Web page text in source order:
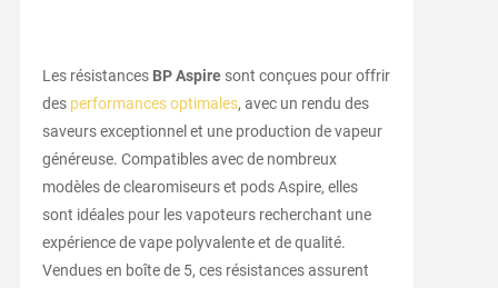
Les résistances BP Aspiresont conçues pour offrir
des performances optimales, avec un rendu des
saveurs exceptionnel et une production de vapeur
généreuse. Compatibles avec de nombreux
modèles de clearomiseurs et pods Aspire, elles
sont idéales pour les vapoteurs recherchant une
expérience de vape polyvalente et de qualité.
Vendues en boîte de 5, ces résistances assurent